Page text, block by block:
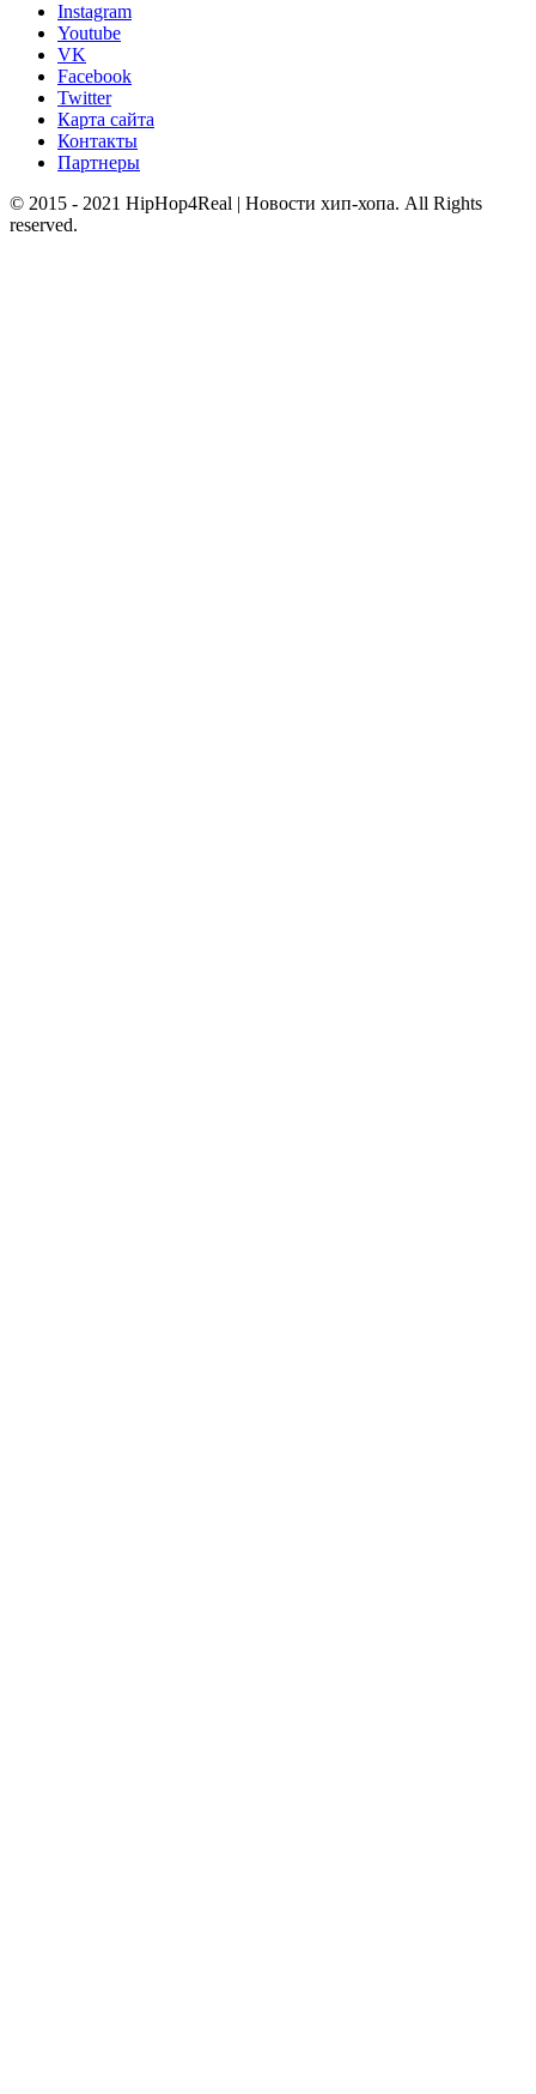
Instagram
Youtube
VK
Facebook
Twitter
Карта сайта
Контакты
Партнеры
© 2015 - 2021 HipHop4Real | Новости хип-хопа. All Rights
reserved.